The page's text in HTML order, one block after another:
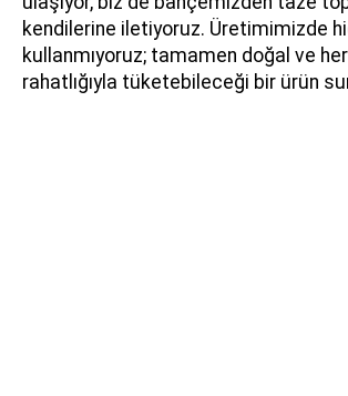
kendilerine iletiyoruz. Üretimimizde
kullanmıyoruz; tamamen doğal ve
rahatlığıyla tüketebileceği bir ürün